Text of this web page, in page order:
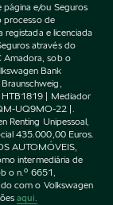
página e/ou Seguros
processo de
registada e licenciada
através do
Amadora, sob o
Bank
HTB1819 | Mediador
UQ9MO-22 |.
Renting Unipessoal,
435.000,00 Euros.
AUTOMÓVEIS,
intermediária de
o n.º 6651,
com o Volkswagen
aqui.